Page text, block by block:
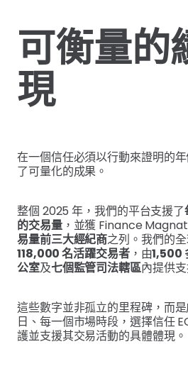
可衡量的
現
在一個信任必須以行動來證明的
了可量化的成果。
整個 2025 年，我們的平台支援了
的交易量，並獲 Finance
易量前三大經紀商之列。我們的
118,000 名活躍交易者，由1,500
公室及七個監管司法轄區內提供支
這些數字並非孤立的里程碑，而
日、每一個市場時段，選擇信任
護並支援其交易活動的具體體現。